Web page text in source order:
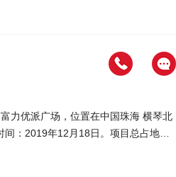
勤的不便。 【户型分析】
北。该户型各功能具备，户型方正，
上层人生景致。DE区户型-一居室-建
节能环保、坚固的专利车库优势巨
面约10㎡户型直接影响居住体验，较
型该户型建面约10㎡，居室为1室0厅
优派广场，位置在中国珠海 横琴北
：2019年12月18日。项目总占地面